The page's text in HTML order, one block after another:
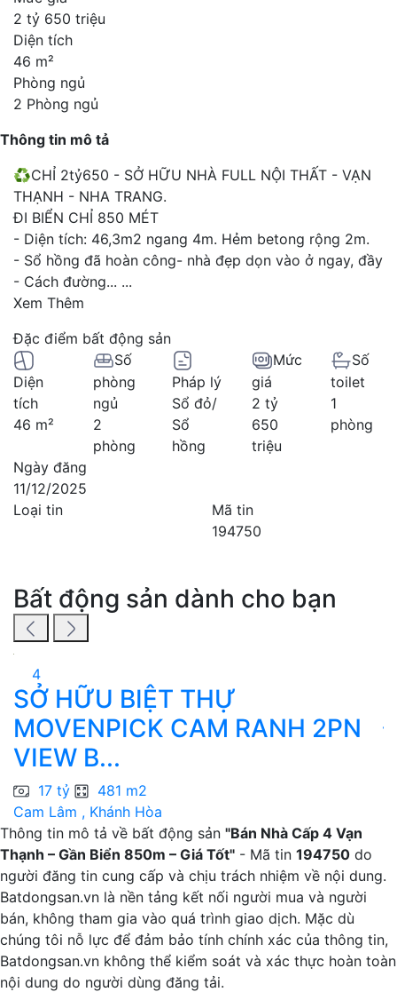
2 tỷ 650 triệu
Diện tích
46 m²
Phòng ngủ
2 Phòng ngủ
Thông tin mô tả
♻️CHỈ 2tỷ650 - SỞ HỮU NHÀ FULL NỘI THẤT - VẠN
THẠNH - NHA TRANG.
ĐI BIỂN CHỈ 850 MÉT
- Diện tích: 46,3m2 ngang 4m. Hẻm betong rộng 2m.
- Sổ hồng đã hoàn công- nhà đẹp dọn vào ở ngay, đầy
- Cách đường... ...
Xem Thêm
Đặc điểm bất động sản
Diện
tích
46 m²
Số
phòng
ngủ
2
phòng
Pháp lý
Sổ đỏ/
Sổ
hồng
Mức
giá
2 tỷ
650
triệu
Số
toilet
1
phòng
Ngày đăng
11/12/2025
Loại tin
Mã tin
194750
Bất động sản dành cho bạn
4
SỞ HỮU BIỆT THỰ
MOVENPICK CAM RANH 2PN
VIEW B...
17 tỷ
481 m2
Cam Lâm , Khánh Hòa
Thông tin mô tả về bất động sản "Bán Nhà Cấp 4 Vạn
Thạnh – Gần Biển 850m – Giá Tốt" - Mã tin 194750 do
người đăng tin cung cấp và chịu trách nhiệm về nội dung.
Batdongsan.vn là nền tảng kết nối người mua và người
bán, không tham gia vào quá trình giao dịch. Mặc dù
chúng tôi nỗ lực để đảm bảo tính chính xác của thông tin,
Batdongsan.vn không thể kiểm soát và xác thực hoàn toàn
nội dung do người dùng đăng tải.